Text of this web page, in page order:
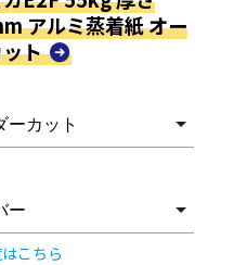
アルミ蒸着紙 オー
ット
こちら